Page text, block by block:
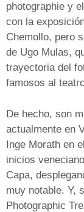
photographie y
con la
Chemollo, pero
de Ugo Mulas,
trayectoria del
famosos al
De hecho, son
actualmente en
Inge Morath en
inicios
Capa,
muy notable. Y,
Photographic